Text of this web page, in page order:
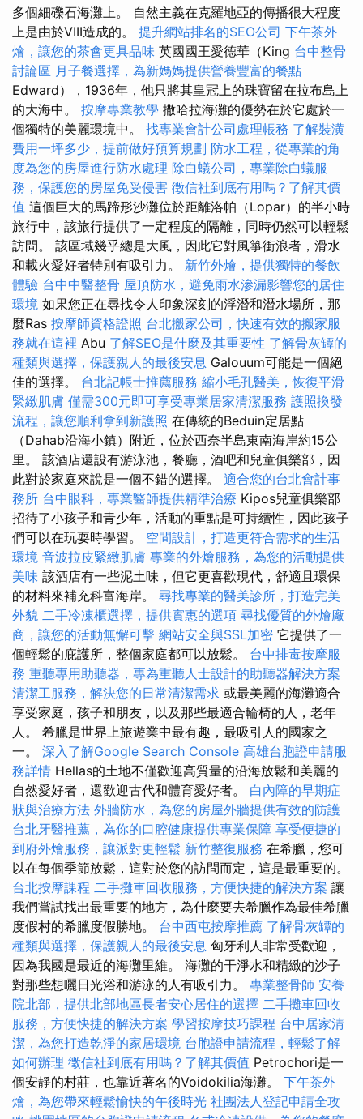
多個細礫石海灘上。 自然主義在克羅地亞的傳播很大程度
上是由於VIII造成的。 提升網站排名的SEO公司 下午茶外
燴，讓您的茶會更具品味 英國國王愛德華（King 台中整骨
討論區 月子餐選擇，為新媽媽提供營養豐富的餐點
Edward），1936年，他只將其皇冠上的珠寶留在拉布島上
的大海中。 按摩專業教學 撒哈拉海灘的優勢在於它處於一
個獨特的美麗環境中。 找專業會計公司處理帳務 了解裝潢
費用一坪多少，提前做好預算規劃 防水工程，從專業的角
度為您的房屋進行防水處理 除白蟻公司，專業除白蟻服
務，保護您的房屋免受侵害 徵信社到底有用嗎？了解其價
值 這個巨大的馬蹄形沙灘位於距離洛帕（Lopar）的半小時
旅行中，該旅行提供了一定程度的隔離，同時仍然可以輕鬆
訪問。 該區域幾乎總是大風，因此它對風箏衝浪者，滑水
和載火愛好者特別有吸引力。 新竹外燴，提供獨特的餐飲
體驗 台中中醫整骨 屋頂防水，避免雨水滲漏影響您的居住
環境 如果您正在尋找令人印象深刻的浮潛和潛水場所，那
麼Ras 按摩師資格證照 台北搬家公司，快速有效的搬家服
務就在這裡 Abu 了解SEO是什麼及其重要性 了解骨灰罈的
種類與選擇，保護親人的最後安息 Galouum可能是一個絕
佳的選擇。 台北記帳士推薦服務 縮小毛孔醫美，恢復平滑
緊緻肌膚 僅需300元即可享受專業居家清潔服務 護照換發
流程，讓您順利拿到新護照 在傳統的Beduin定居點
（Dahab沿海小鎮）附近，位於西奈半島東南海岸約15公
里。 該酒店還設有游泳池，餐廳，酒吧和兒童俱樂部，因
此對於家庭來說是一個不錯的選擇。 適合您的台北會計事
務所 台中眼科，專業醫師提供精準治療 Kipos兒童俱樂部
招待了小孩子和青少年，活動的重點是可持續性，因此孩子
們可以在玩耍時學習。 空間設計，打造更符合需求的生活
環境 音波拉皮緊緻肌膚 專業的外燴服務，為您的活動提供
美味 該酒店有一些泥土味，但它更喜歡現代，舒適且環保
的材料來補充科富海岸。 尋找專業的醫美診所，打造完美
外貌 二手冷凍櫃選擇，提供實惠的選項 尋找優質的外燴廠
商，讓您的活動無懈可擊 網站安全與SSL加密 它提供了一
個輕鬆的庇護所，整個家庭都可以放鬆。 台中排毒按摩服
務 重聽專用助聽器，專為重聽人士設計的助聽器解決方案
清潔工服務，解決您的日常清潔需求 或最美麗的海灘適合
享受家庭，孩子和朋友，以及那些最適合輪椅的人，老年
人。 希臘是世界上旅遊業中最有趣，最吸引人的國家之
一。 深入了解Google Search Console 高雄台胞證申請服
務詳情 Hellas的土地不僅歡迎高質量的沿海放鬆和美麗的
自然愛好者，還歡迎古代和體育愛好者。 白內障的早期症
狀與治療方法 外牆防水，為您的房屋外牆提供有效的防護
台北牙醫推薦，為你的口腔健康提供專業保障 享受便捷的
到府外燴服務，讓派對更輕鬆 新竹整復服務 在希臘，您可
以在每個季節放鬆，這對於您的訪問而定，這是最重要的。
台北按摩課程 二手攤車回收服務，方便快捷的解決方案 讓
我們嘗試找出最重要的地方，為什麼要去希臘作為最佳希臘
度假村的希臘度假勝地。 台中西屯按摩推薦 了解骨灰罈的
種類與選擇，保護親人的最後安息 匈牙利人非常受歡迎，
因為我國是最近的海灘里維。 海灘的干淨水和精緻的沙子
對那些想曬日光浴和游泳的人有吸引力。 專業整骨師 安養
院北部，提供北部地區長者安心居住的選擇 二手攤車回收
服務，方便快捷的解決方案 學習按摩技巧課程 台中居家清
潔，為您打造乾淨的家居環境 台胞證申請流程，輕鬆了解
如何辦理 徵信社到底有用嗎？了解其價值 Petrochori是一
個安靜的村莊，也靠近著名的Voidokilia海灘。 下午茶外
燴，為您帶來輕鬆愉快的午後時光 社團法人登記申請全攻